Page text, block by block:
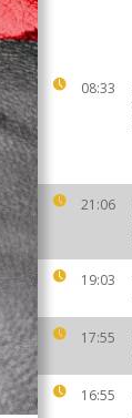
08:33
21:06
19:03
17:55
16:55